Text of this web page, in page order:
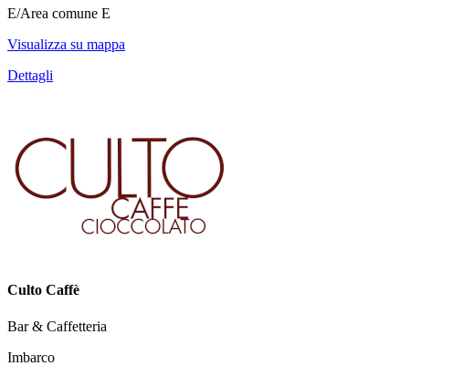
E/Area comune E
Visualizza su mappa
Dettagli
Culto Caffè
Bar & Caffetteria
Imbarco